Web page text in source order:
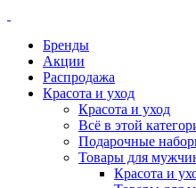
Бренды
Акции
Распродажа
Красота и уход
Красота и уход
Всё в этой
Подарочные
Товары для
Красота и